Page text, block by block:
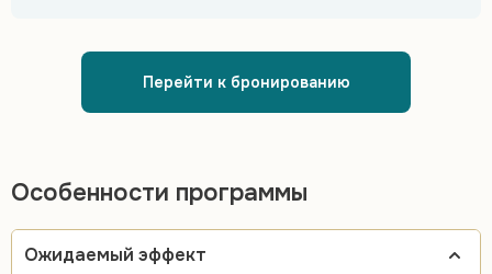
Перейти к бронированию
Особенности программы
Ожидаемый эффект